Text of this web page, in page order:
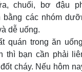
chuối, bơ đậu
bằng các nhóm
dễ uống.
quán trong ăn
thì bạn cần phải
cháy. Nếu hôm